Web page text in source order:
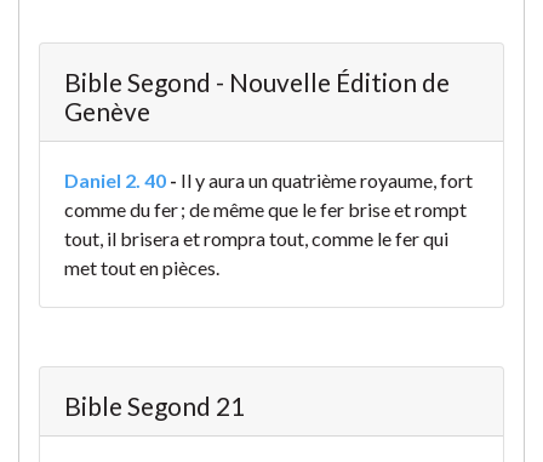
Bible Segond - Nouvelle Édition de
Genève
Daniel 2. 40 - Il y aura un quatrième royaume, fort
comme du fer ; de même que le fer brise et rompt
tout, il brisera et rompra tout, comme le fer qui
met tout en pièces.
Bible Segond 21